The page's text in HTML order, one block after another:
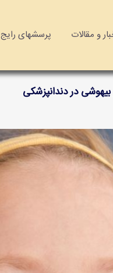
و مقالات پرسشهای رایج
در دندانپزشکی